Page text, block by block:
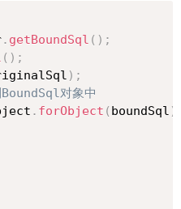
. getBoundSql ( ) ;
( ) ;
) ;
对象中
. forObject ( boundSql )